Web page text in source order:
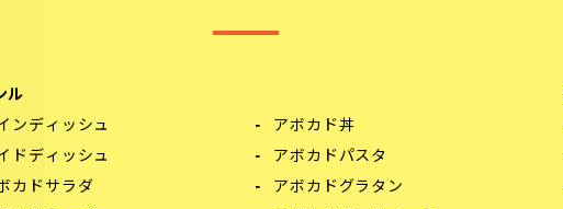
ル
ンディッシュ
ドディッシュ
カドサラダ
アボカド丼
アボカドパスタ
アボカドグラタン